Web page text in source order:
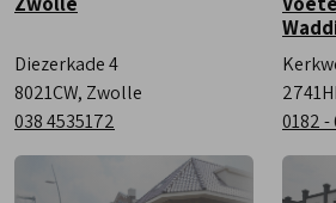
Diezerkade 4
8021CW, Zwolle
038 4535172
0182 -